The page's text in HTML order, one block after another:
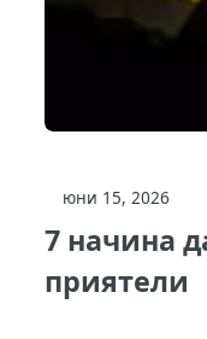
юни 15, 2026
7 начина
приятели